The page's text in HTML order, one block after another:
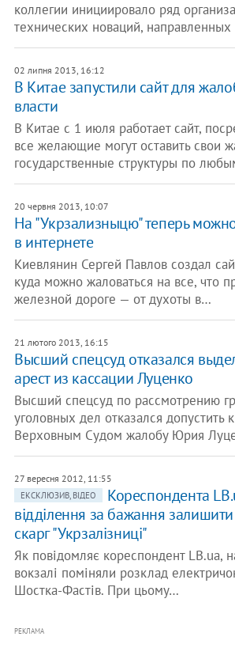
коллегии инициировало ряд
технических новаций,
02 липня 2013, 16:12
В Китае запустили сайт для
власти
В Китае с 1 июля работает сайт,
все желающие могут оставить свои
государственные структуры по
20 червня 2013, 10:07
На "Укрзализныцю" теперь
в интернете
Киевлянин Сергей Павлов создал
куда можно жаловаться на все, что
железной дороге — от духоты в…
21 лютого 2013, 16:15
Высший спецсуд отказался
арест из кассации Луценко
Высший спецсуд по рассмотрению
уголовных дел отказался допустить
Верховным Судом жалобу Юрия
27 вересня 2012, 11:55
ЕКСКЛЮЗИВ, ВІДЕО
Кореспондента
відділення за бажання залишити
скарг "Укрзалізниці"
Як повідомляє кореспондент LB.ua,
вокзалі поміняли розклад
Шостка-Фастів. При цьому…
РЕКЛАМА